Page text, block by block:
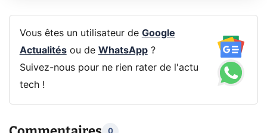
Vous êtes un utilisateur de Google
Actualitésou de WhatsApp?
Suivez-nous pour ne rien rater de l'actu
tech !
0